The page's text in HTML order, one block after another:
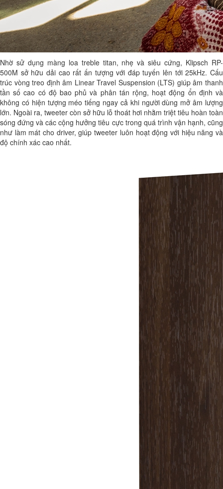
Nhờ sử dụng màng loa treble titan, nhẹ và siêu cứng, Klipsch RP-
500M sở hữu dải cao rất ấn tượng với đáp tuyến lên tới 25kHz. Cấu
trúc vòng treo định âm Linear Travel Suspension (LTS) giúp âm thanh
tần số cao có độ bao phủ và phân tán rộng, hoạt động ổn định và
không có hiện tượng méo tiếng ngay cả khi người dùng mở âm lượng
lớn. Ngoài ra, tweeter còn sở hữu lỗ thoát hơi nhằm triệt tiêu hoàn toàn
sóng đứng và các cộng hưởng tiêu cực trong quá trình vận hạnh, cũng
như làm mát cho driver, giúp tweeter luôn hoạt động với hiệu năng và
độ chính xác cao nhất.